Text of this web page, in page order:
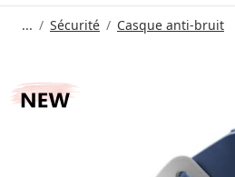
... Sécurité Casque anti-bruit